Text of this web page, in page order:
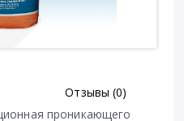
Отзывы (0)
проникающего